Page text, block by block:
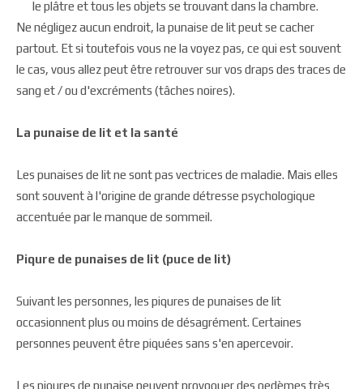
le plâtre et tous les objets se trouvant dans la chambre.
Ne négligez aucun endroit, la punaise de lit peut se cacher
partout. Et si toutefois vous ne la voyez pas, ce qui est souvent
le cas, vous allez peut être retrouver sur vos draps des traces de
sang et / ou d'excréments (tâches noires).
La punaise de lit et la santé
Les punaises de lit ne sont pas vectrices de maladie. Mais elles
sont souvent à l'origine de grande détresse psychologique
accentuée par le manque de sommeil.
Piqure de punaises de lit (puce de lit)
Suivant les personnes, les piqures de punaises de lit
occasionnent plus ou moins de désagrément. Certaines
personnes peuvent être piquées sans s'en apercevoir.
Les piqures de punaise peuvent provoquer des oedèmes très